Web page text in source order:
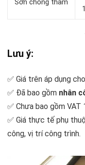
Sơn chống thấm
Lưu ý:
✅ Giá trên áp dụng
✅ Đã bao gồm nhân
✅ Chưa bao gồm VAT
✅ Giá thực tế phụ
công, vị trí công trình.